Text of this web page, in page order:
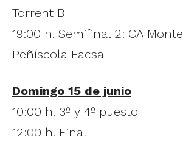
Torrent B
19:00 h. Semifinal 2: CA
Peñíscola Facsa
Domingo 15 de junio
10:00 h. 3º y 4º puesto
12:00 h. Final